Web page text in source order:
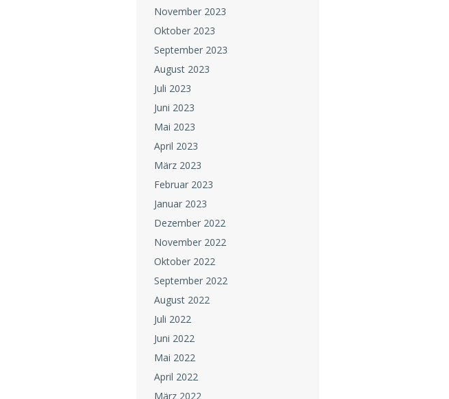
November 2023
Oktober 2023
September 2023
August 2023
Juli 2023
Juni 2023
Mai 2023
April 2023
März 2023
Februar 2023
Januar 2023
Dezember 2022
November 2022
Oktober 2022
September 2022
August 2022
Juli 2022
Juni 2022
Mai 2022
April 2022
März 2022